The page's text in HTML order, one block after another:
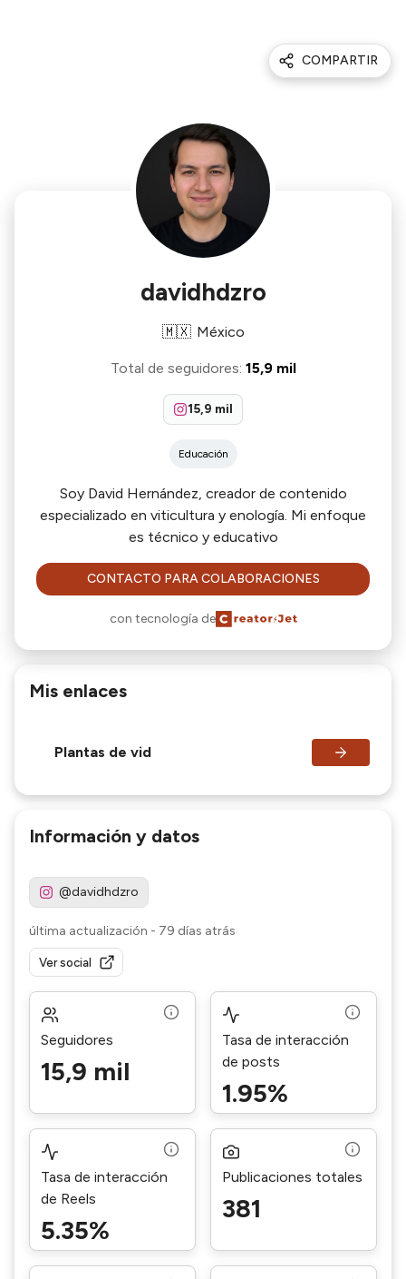
COMPARTIR
davidhdzro
🇲🇽 México
Total de seguidores: 15,9 mil
15,9 mil
Educación
Soy David Hernández, creador de contenido
especializado en viticultura y enología. Mi enfoque
es técnico y educativo
CONTACTO PARA COLABORACIONES
con tecnología de
Mis enlaces
Plantas de vid
Información y datos
@davidhdzro
última actualización - 79 días atrás
Ver social
Seguidores
15,9 mil
Tasa de interacción
de posts
1.95%
Tasa de interacción
de Reels
5.35%
Publicaciones totales
381